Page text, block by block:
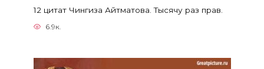
12 цитат Чингиза Айтматова. Тысячу раз прав.
6.9к.